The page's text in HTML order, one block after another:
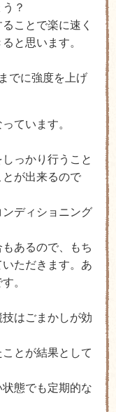
？
ことで楽に速く
と思います。
でに強度を上げ
ています。
っかり行うこと
が出来るので
ディショニング
あるので、もち
ただきます。あ
。
はごまかしが効
とが結果として
態でも定期的な